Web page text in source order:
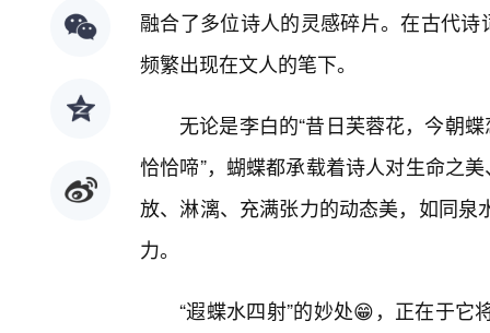
融合了多位诗人的灵感碎片。在古代
频繁出现在文人的笔下。
无论是李白的“昔日芙蓉花，今朝
恰恰啼”，蝴蝶都承载着诗人对生命之
放、淋漓、充满张力的动态美，如同
力。
“遐蝶水四射”的妙处😁，正在于